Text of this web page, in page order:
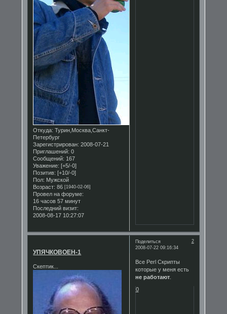
Откуда: Турин,Москва,Санкт-
Петербург
Зарегистрирован: 2008-07-21
Приглашений: 0
Сообщений: 167
Уважение: [+5/-0]
Позитив: [+10/-0]
Пол: Мужской
Возраст: 86[1940-02-06]
Провел на форуме:
16 часов 57 минут
Последний визит:
2008-08-17 10:27:07
Поделиться
2
2008-07-22 09:16:34
УПЯЧКОВОЕН-1
Скептик...
Все Perl Скрипты
которые у меня есть
не работают.
0